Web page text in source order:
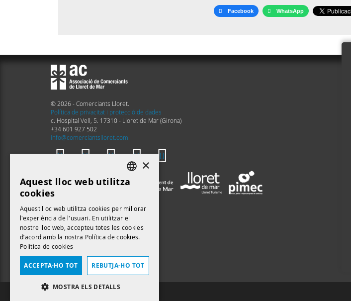
Facebook WhatsApp
© 2026 - Comerciants Lloret.
Política de privacitat i protecció de dades
c. Hospital Vell, 5. 17310 - Lloret de Mar (Girona)
+34 601 927 502
info@comerciantslloret.com
DEFAULT LANGUAGE
×
Aquest lloc web utilitza
cookies
Aquest lloc web utilitza cookies per millorar
l'experiència de l'usuari. En utilitzar el
nostre lloc web, accepteu totes les cookies
d’acord amb la nostra Política de cookies.
Política de cookies
ACCEPTA-HO TOT REBUTJA-HO TOT
MOSTRA ELS DETALLS